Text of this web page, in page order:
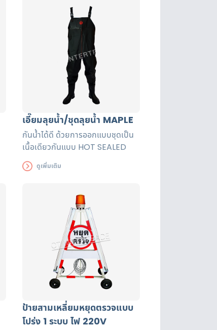
เลอะเครื่องสำอางค์ ทำให้ใช้งานได้
เอี๊ยมลุยน้ำ/ชุดลุยน้ำ MAPLE
กันน้ำได้ดี ด้วยการออกแบบชุดเป็น
เนื้อเดียวกันแบบ HOT SEALED
ดูเพิ่มเติม
ป้ายสามเหลี่ยมหยุดตรวจแบบ
โปร่ง 1 ระบบ ไฟ 220V